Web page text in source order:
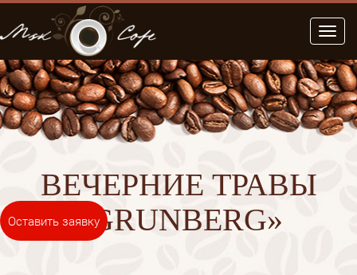
Меню
ВЕЧЕРНИЕ ТРАВЫ
«GRUNBERG»
Оставить заявку